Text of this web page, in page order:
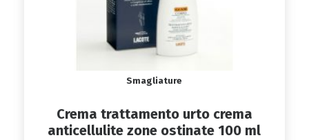
Smagliature
Crema trattamento urto crema
anticellulite zone ostinate 100 ml